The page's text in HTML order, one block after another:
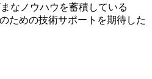
なノウハウを蓄積している
ための技術サポートを期待した